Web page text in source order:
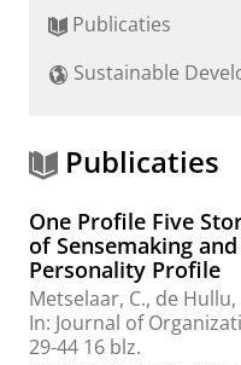
r
h
r
t
l
Publicaties
Sustainable
Publicaties
One Profile Five
of Sensemaking
Personality Profile
Metselaar, C., de Hullu,
In: Journal of
29-44 16 blz.